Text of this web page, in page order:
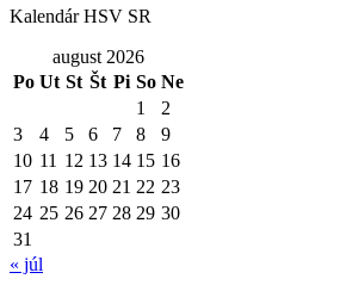
Kalendár HSV SR
august 2026
Po Ut St Št Pi So Ne
1
2
3
4 5 6 7 8
9
10 11 12 13 14 15 16
17 18 19 20 21 22 23
24 25 26 27 28 29 30
31
« júl